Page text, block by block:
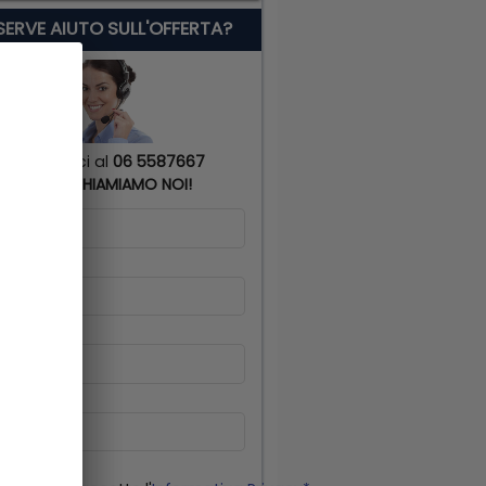
AIUTO SULL'OFFERTA?
Chiamaci al 06 5587667
TI RICHIAMIAMO NOI!